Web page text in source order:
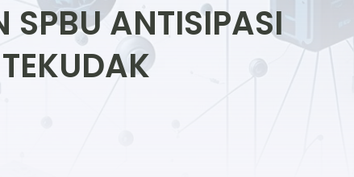
SPBU ANTISIPASI